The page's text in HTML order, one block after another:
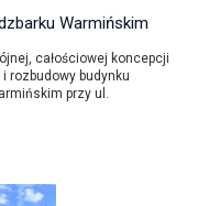
Warmińskim
całościowej koncepcji
rozbudowy budynku
przy ul.